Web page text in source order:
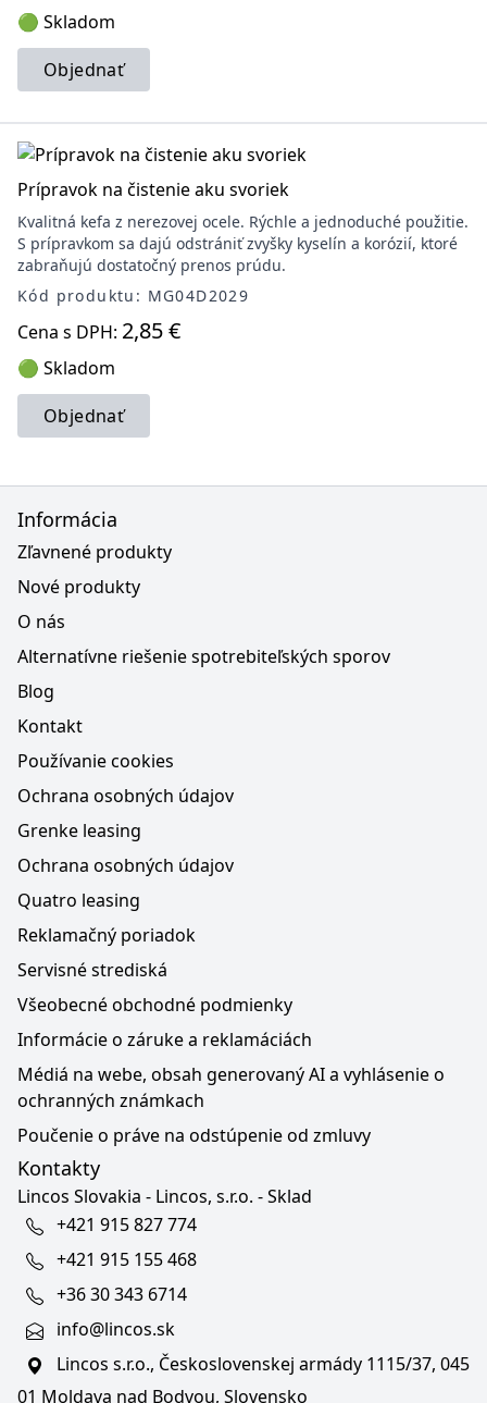
🟢 Skladom
Objednať
Prípravok na čistenie aku svoriek
Kvalitná kefa z nerezovej ocele. Rýchle a jednoduché použitie.
S prípravkom sa dajú odstrániť zvyšky kyselín a korózií, ktoré
zabraňujú dostatočný prenos prúdu.
Kód produktu: MG04D2029
Cena s DPH: 2,85 €
🟢 Skladom
Objednať
Informácia
Zľavnené produkty
Nové produkty
O nás
Alternatívne riešenie spotrebiteľských sporov
Blog
Kontakt
Používanie cookies
Ochrana osobných údajov
Grenke leasing
Ochrana osobných údajov
Quatro leasing
Reklamačný poriadok
Servisné strediská
Všeobecné obchodné podmienky
Informácie o záruke a reklamáciách
Médiá na webe, obsah generovaný AI a vyhlásenie o
ochranných známkach
Poučenie o práve na odstúpenie od zmluvy
Kontakty
Lincos Slovakia - Lincos, s.r.o. - Sklad
+421 915 827 774
+421 915 155 468
+36 30 343 6714
info@lincos.sk
Lincos s.r.o., Československej armády 1115/37, 045
01 Moldava nad Bodvou, Slovensko